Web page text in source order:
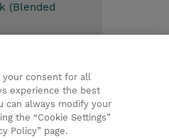
(Blended
Ethics and Compliance
- RSE
your consent for all
experience the best
can always modify your
the “Cookie Settings”
Policy” page.